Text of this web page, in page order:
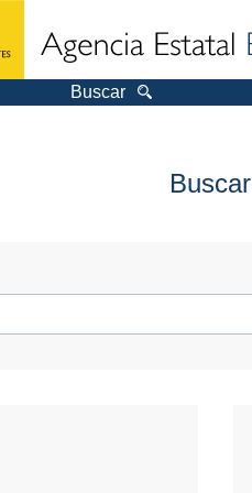
Buscar
Buscar